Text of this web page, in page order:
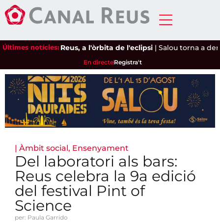
Últimes notícies:Reus, a l'òrbita de l'eclipsi|Salou torna a
En directeRegistra't
| Àmbit social, Ensenyament
Del laboratori als bars:
Reus celebra la 9a edició
del festival Pint of
Science
per: Paula Garrido